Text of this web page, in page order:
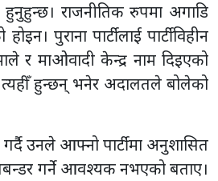
राजनीतिक रुपमा अगाडि
पुराना पार्टीलाई पार्टीविहीन
र माओवादी केन्द्र नाम दिइएको
हुन्छन् भनेर अदालतले बोलेको
गर्दै उनले आफ्नो पार्टीमा अनुशासित
गर्ने आवश्यक नभएको बताए।